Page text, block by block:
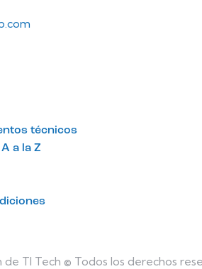
técnicos
a la Z
TI Tech © Todos los derechos